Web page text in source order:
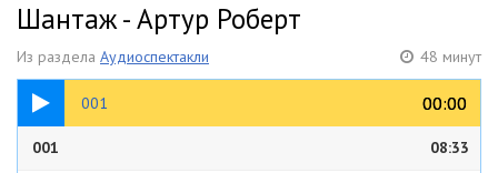
Шантаж - Артур Роберт
Из раздела Аудиоспектакли 48 минут
001 00:00
00:00
08:33
001 08:33